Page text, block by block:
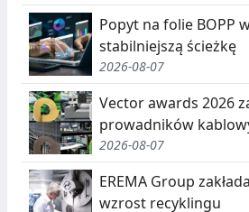
Popyt na folie BOPP
stabilniejszą ścieżkę
2026-08-07
Vector awards 2026
prowadników
2026-08-07
EREMA Group
wzrost recyklingu